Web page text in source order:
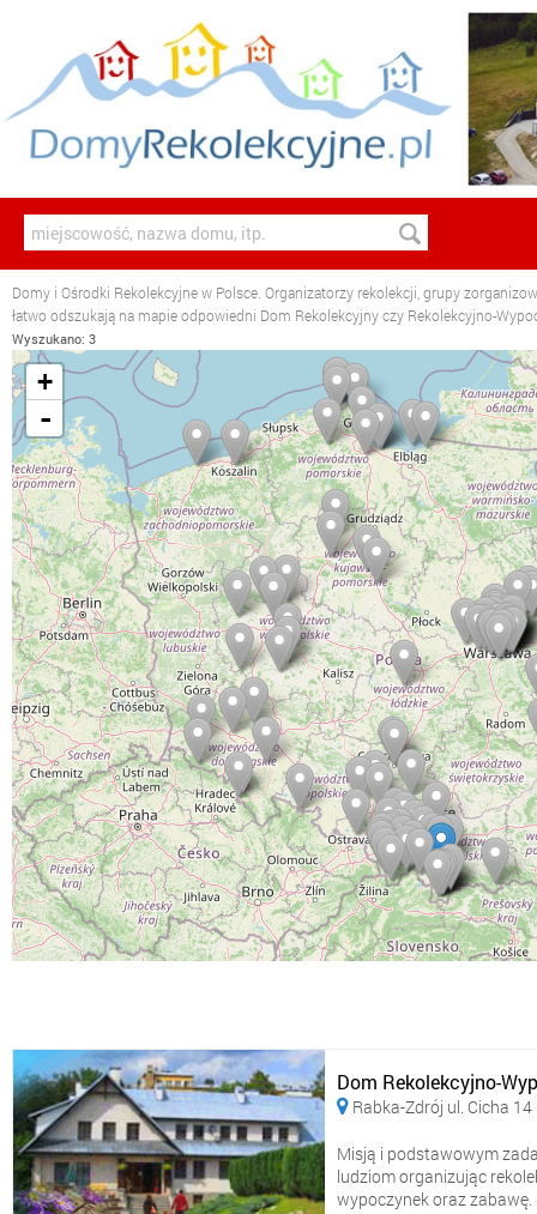
Domy i Ośrodki Rekolekcyjne w Polsce. Organizatorzy rekolekcji, grupy
łatwo odszukają na mapie odpowiedni Dom Rekolekcyjny czy Rekolekcyjno-
Wyszukano: 3
+
-
Dom Rekolekcyjno-
 Rabka-Zdrój ul. Cicha 14
Misją i podstawowym
ludziom organizując
wypoczynek oraz zabawę.